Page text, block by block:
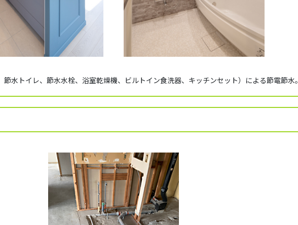
水トイレ、節水水栓、浴室乾燥機、ビルトイン食洗器、キッチンセット）による節電節水。